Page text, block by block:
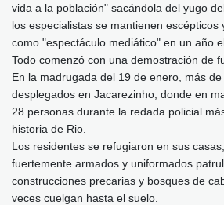
vida a la población" sacándola del yugo
los especialistas se mantienen escépticos
como "espectáculo mediático" en un año
Todo comenzó con una demostración de
En la madrugada del 19 de enero, más
desplegados en Jacarezinho, donde en
28 personas durante la redada policial
historia de Rio.
Los residentes se refugiaron en sus
fuertemente armados y uniformados
construcciones precarias y bosques de
veces cuelgan hasta el suelo.